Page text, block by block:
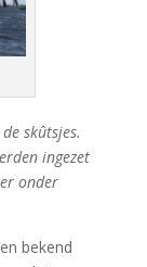
skûtsjes.
ingezet
onder
bekend